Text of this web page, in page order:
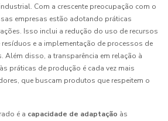
Com a crescente preocupação com o
empresas estão adotando práticas
Isso inclui a redução do uso de recursos
e a implementação de processos de
disso, a transparência em relação à
práticas de produção é cada vez mais
que buscam produtos que respeitem o
é a capacidade de adaptação às